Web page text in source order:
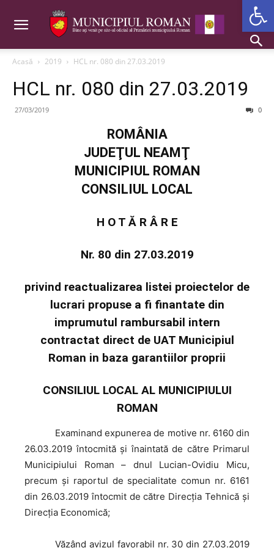
Acasă 2019 HCL nr. 080 din 27.03.2019
HCL nr. 080 din 27.03.2019
27/03/2019 0
ROMÂNIA
JUDEŢUL NEAMŢ
MUNICIPIUL ROMAN
CONSILIUL LOCAL
H O T Ă R Â R E
Nr. 80 din 27.03.2019
privind reactualizarea listei proiectelor de
lucrari propuse a fi finantate din
imprumutul rambursabil intern
contractat direct de UAT Municipiul
Roman in baza garantiilor proprii
CONSILIUL LOCAL AL MUNICIPIULUI
ROMAN
Examinandexpunerea de motive nr. 6160 din
26.03.2019 întocmită şi înaintată de către Primarul
Municipiului Roman – dnul Lucian-Ovidiu Micu,
precum şi raportul de specialitate comun nr. 6161
din 26.03.2019 întocmit de către Direcţia Tehnică și
Direcția Economică;
Văzând avizul favorabil nr. 30 din 27.03.2019